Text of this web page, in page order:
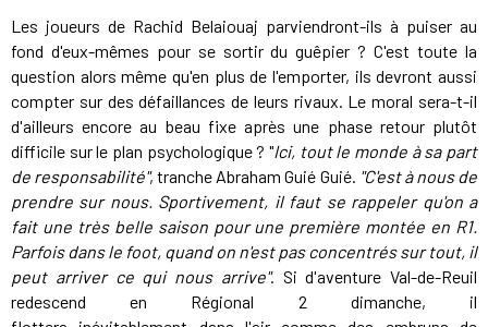
Les joueurs de Rachid Belaiouaj parviendront-ils à puiser au
fond d'eux-mêmes pour se sortir du guêpier ? C'est toute la
question alors même qu'en plus de l'emporter, ils devront aussi
compter sur des défaillances de leurs rivaux. Le moral sera-t-il
d'ailleurs encore au beau fixe après une phase retour plutôt
difficile sur le plan psychologique ? "Ici, tout le monde à sa part
de responsabilité", tranche Abraham Guié Guié. "C'est à nous de
prendre sur nous. Sportivement, il faut se rappeler qu'on a
fait une très belle saison pour une première montée en R1.
Parfois dans le foot, quand on n'est pas concentrés sur tout, il
peut arriver ce qui nous arrive". Si d'aventure Val-de-Reuil
redescend en Régional 2 dimanche, il